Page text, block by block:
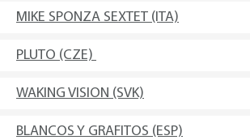
MIKE SPONZA SEXTET (ITA)
PLUTO (CZE)
WAKING VISION (SVK)
BLANCOS Y GRAFITOS (ESP)